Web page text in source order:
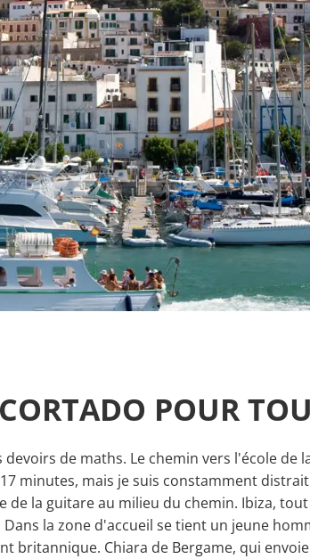
POUR
de maths. Le chemin vers l'école de
minutes, mais je suis constamment
la guitare au milieu du chemin. Ibiza,
la zone d'accueil se tient un jeune
Chiara de Bergame, qui